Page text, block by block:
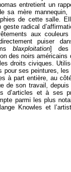
entretient un
sa mère mannequin,
de cette salle.
radical
aux
puiser
blaxploitation] des
des noirs américains
droits civiques.
pour ses peintures, les
à part entière, au
de son travail,
d’articles et à ses
parmi les plus
Knowles et